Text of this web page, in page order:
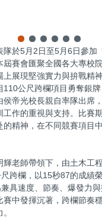
隊於5月2日至5月6日參加
屆賽會匯聚全國各大專校
展現堅強實力與拚戰精
公尺跨欄項目勇奪銀牌
侯帝光校長親自率隊出席
工作的重視與支持。比賽
的精神，在不同競賽項目
輝老師帶領下，由土木工
跨欄，以15秒87的成績
具速度、節奏、爆發力
賽中發揮沉著，跨欄節奏